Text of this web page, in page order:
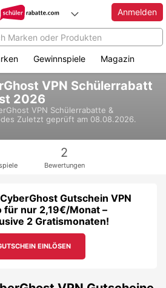
Anmelden
Gewinnspiele Magazin
VPN Schülerrabatt
2026
VPN Schülerrabatte &
Zuletzt geprüft am 08.08.2026.
2
Bewertungen
Gutschein VPN
für nur 2,19€/Monat –
2 Gratismonaten!
EINLÖSEN